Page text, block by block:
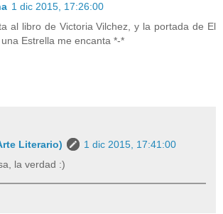
1 dic 2015, 17:26:00
al libro de Victoria Vilchez, y la portada de El
Estrella me encanta *-*
Literario)
1 dic 2015, 17:41:00
la verdad :)